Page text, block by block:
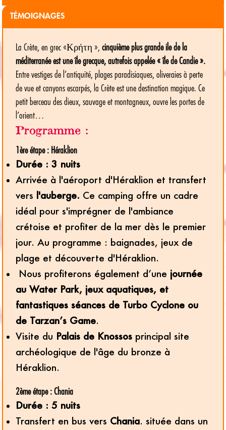
TÉMOIGNAGES
La Crète, en grec «Κρήτη », cinquième plus grande ile de la
méditerranée est une île grecque, autrefois appelée « île de Candie ».
Entre vestiges de l’antiquité, plages paradisiaques, oliveraies à perte
de vue et canyons escarpés, la Crète est une destination magique. Ce
petit berceau des dieux, sauvage et montagneux, ouvre les portes de
l’orient…
Programme :
1ère étape : Héraklion
Durée : 3 nuits
Arrivée à l'aéroport d'Héraklion et transfert
vers l'auberge. Ce camping offre un cadre
idéal pour s'imprégner de l'ambiance
crétoise et profiter de la mer dès le premier
jour. Au programme : baignades, jeux de
plage et découverte d'Héraklion.
Nous profiterons également d’une journée
au Water Park, jeux aquatiques, et
fantastiques séances de Turbo Cyclone ou
de Tarzan’s Game.
Visite du Palais de Knossos principal site
archéologique de l'âge du bronze à
Héraklion.
2ème étape : Chania
Durée : 5 nuits
Transfert en bus vers Chania. située dans un